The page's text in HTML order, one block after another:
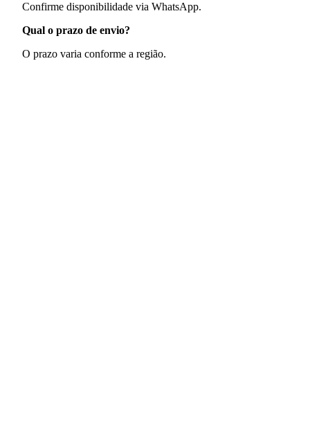
Confirme disponibilidade via WhatsApp.
Qual o prazo de envio?
O prazo varia conforme a região.